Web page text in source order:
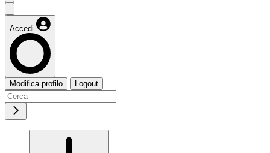
Accedi
Modifica profilo Logout